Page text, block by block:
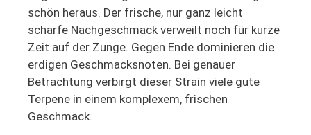
schön heraus. Der frische, nur ganz leicht
scharfe Nachgeschmack verweilt noch für kurze
Zeit auf der Zunge. Gegen Ende dominieren die
erdigen Geschmacksnoten. Bei genauer
Betrachtung verbirgt dieser Strain viele gute
Terpene in einem komplexem, frischen
Geschmack.